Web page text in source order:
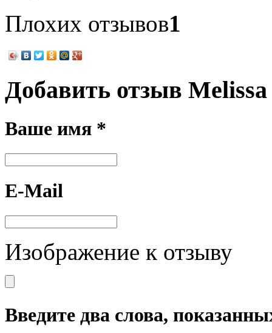
Плохих отзывов1
Добавить отзыв
Ваше имя *
E-Mail
Изображение к отзыву
Введите два слова,